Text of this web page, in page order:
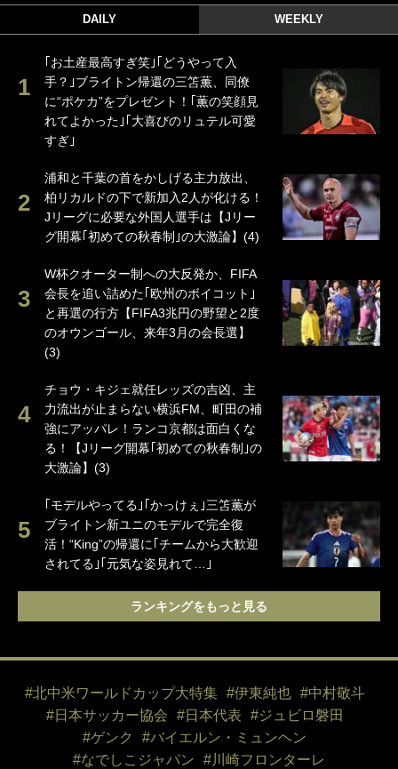
DAILY WEEKLY
｢お土産最高すぎ笑｣｢どうやって入
手？｣ブライトン帰還の三笘薫、同僚
に“ポケカ”をプレゼント！｢薫の笑顔見
れてよかった｣｢大喜びのリュテル可愛
すぎ｣
浦和と千葉の首をかしげる主力放出、
柏リカルドの下で新加入2人が化ける！
Jリーグに必要な外国人選手は【Jリー
グ開幕｢初めての秋春制｣の大激論】(4)
W杯クオーター制への大反発か、FIFA
会長を追い詰めた｢欧州のボイコット｣
と再選の行方【FIFA3兆円の野望と2度
のオウンゴール、来年3月の会長選】
(3)
チョウ・キジェ就任レッズの吉凶、主
力流出が止まらない横浜FM、町田の補
強にアッパレ！ランコ京都は面白くな
る！【Jリーグ開幕｢初めての秋春制｣の
大激論】(3)
｢モデルやってる｣｢かっけぇ｣三笘薫が
ブライトン新ユニのモデルで完全復
活！“King”の帰還に｢チームから大歓迎
されてる｣｢元気な姿見れて…｣
ランキングをもっと見る
#北中米ワールドカップ大特集 #伊東純也
#中村敬斗
#日本サッカー協会
#日本代表
#ジュビロ磐田
#ゲンク
#バイエルン・ミュンヘン
#なでしこジャパン
#川崎フロンターレ